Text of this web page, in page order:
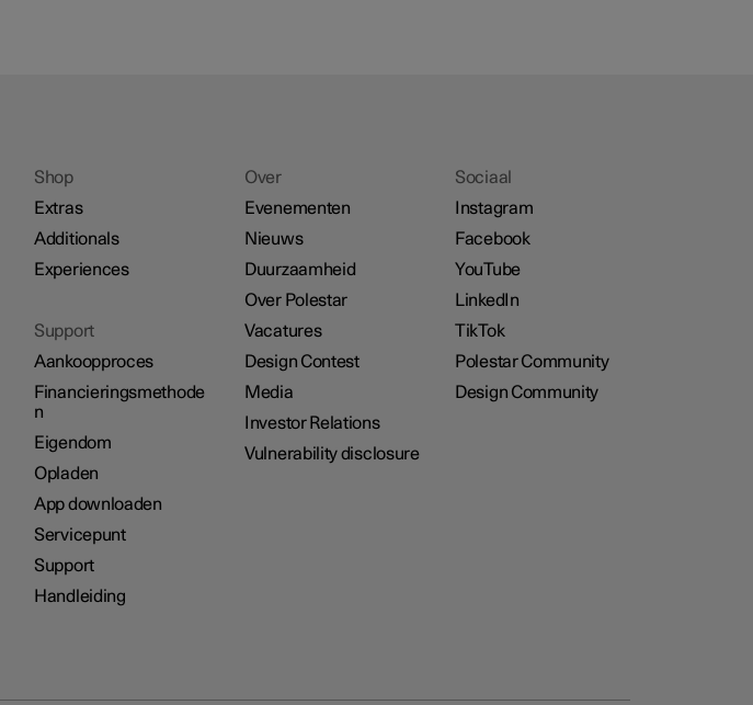
Shop
Extras
Additionals
Experiences
Support
Aankoopproces
Financieringsmethode
n
Eigendom
Opladen
App downloaden
Servicepunt
Support
Handleiding
Over
Evenementen
Nieuws
Duurzaamheid
Over Polestar
Vacatures
Design Contest
Media
Investor Relations
Vulnerability disclosure
Sociaal
Instagram
Facebook
YouTube
LinkedIn
TikTok
Polestar Community
Design Community